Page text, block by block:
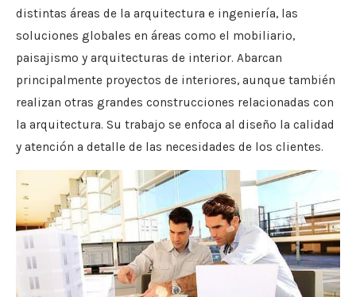
distintas áreas de la arquitectura e ingeniería, las
soluciones globales en áreas como el mobiliario,
paisajismo y arquitecturas de interior. Abarcan
principalmente proyectos de interiores, aunque también
realizan otras grandes construcciones relacionadas con
la arquitectura. Su trabajo se enfoca al diseño la calidad
y atención a detalle de las necesidades de los clientes.